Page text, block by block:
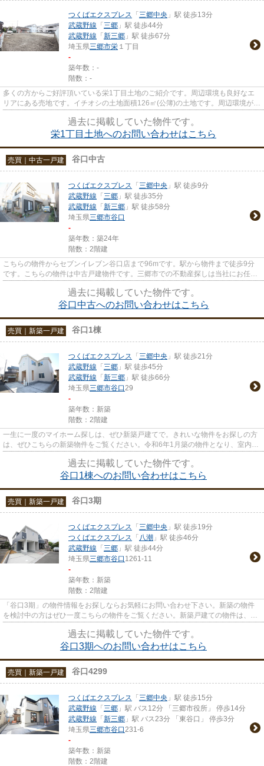
つくばエクスプレス 「 三郷中央 」駅 徒歩13分
武蔵野線 「 三郷 」駅 徒歩44分
武蔵野線 「 新三郷 」駅 徒歩67分
埼玉県三郷市栄 １丁目
-
築年数：-
階数：-
多くの方からご好評頂いている栄1丁目土地のご紹介です。周辺環境も良好なエ
リアにある売地です。イチオシの土地面積126㎡(公簿)の土地です。周辺環境が充
過去に掲載していた物件です。
栄1丁目土地へのお問い合わせはこちら
売買｜中古一戸建 谷口中古
つくばエクスプレス 「 三郷中央 」駅 徒歩9分
武蔵野線 「 三郷 」駅 徒歩35分
武蔵野線 「 新三郷 」駅 徒歩58分
埼玉県三郷市谷口
-
築年数：築24年
階数：2階建
こちらの物件からセブンイレブン谷口店まで96mです。駅から物件まで徒歩9分
です。こちらの物件は中古戸建物件です。三郷市での不動産探しは当社にお任せ
過去に掲載していた物件です。
谷口中古へのお問い合わせはこちら
売買｜新築一戸建 谷口1棟
つくばエクスプレス 「 三郷中央 」駅 徒歩21分
武蔵野線 「 三郷 」駅 徒歩45分
武蔵野線 「 新三郷 」駅 徒歩66分
埼玉県三郷市谷口29
-
築年数：新築
階数：2階建
一生に一度のマイホーム探しは、ぜひ新築戸建てで。きれいな物件をお探しの方
は、ぜひこちらの新築物件をご覧ください。令和6年1月築の物件となり、室内も
過去に掲載していた物件です。
谷口1棟へのお問い合わせはこちら
売買｜新築一戸建 谷口3期
つくばエクスプレス 「 三郷中央 」駅 徒歩19分
つくばエクスプレス 「 八潮 」駅 徒歩46分
武蔵野線 「 三郷 」駅 徒歩44分
埼玉県三郷市谷口 1261-11
-
築年数：新築
階数：2階建
「谷口3期」の物件情報をお探しならお気軽にお問い合わせ下さい。新築の物件
を検討中の方はぜひ一度こちらの物件をご覧ください。新築戸建ての物件は、室
過去に掲載していた物件です。
谷口3期へのお問い合わせはこちら
売買｜新築一戸建 谷口4299
つくばエクスプレス 「 三郷中央 」駅 徒歩15分
武蔵野線 「 三郷 」駅 バス12分 「三郷市役所」 停歩14分
武蔵野線 「 新三郷 」駅 バス23分 「東谷口」 停歩3分
埼玉県三郷市谷口231-6
-
築年数：新築
階数：2階建